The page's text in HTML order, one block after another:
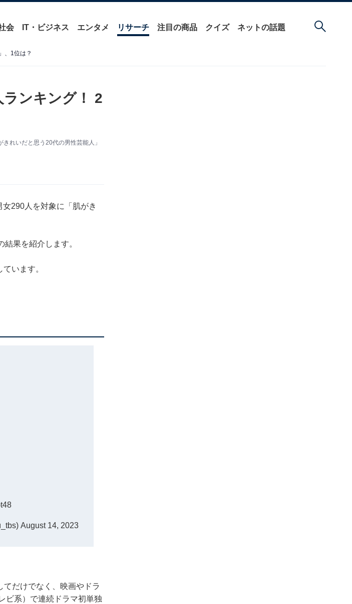
会 IT・ビジネス エンタメ リサーチ 注目の商品 クイズ ネットの話題
、1位は？
ランキング！ 2
れいだと思う20代の男性芸能人」
290人を対象に「肌がき
果を紹介します。
います。
August 14, 2023
だけでなく、映画やドラ
ビ系）で連続ドラマ初単独